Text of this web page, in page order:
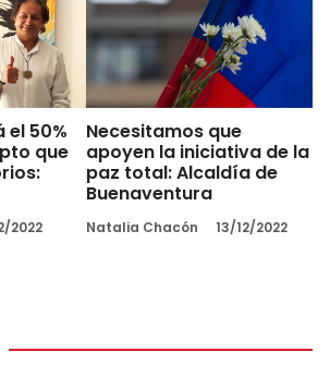
el 50%
que
2022
Necesitamos que
apoyen la iniciativa de la
paz total: Alcaldía de
Buenaventura
Natalia Chacón 13/12/2022